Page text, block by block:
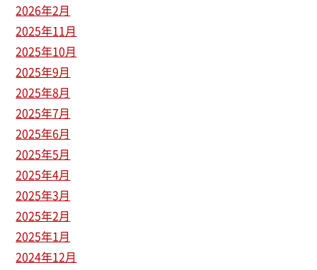
2026年2月
2025年11月
2025年10月
2025年9月
2025年8月
2025年7月
2025年6月
2025年5月
2025年4月
2025年3月
2025年2月
2025年1月
2024年12月